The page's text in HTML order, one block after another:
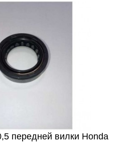
передней вилки Honda